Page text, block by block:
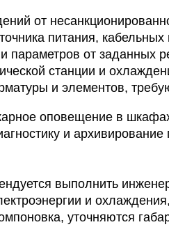
от
питания,
параметров от заданных
станции и
и элементов,
оповещение в
и
выполнить
и
уточняются